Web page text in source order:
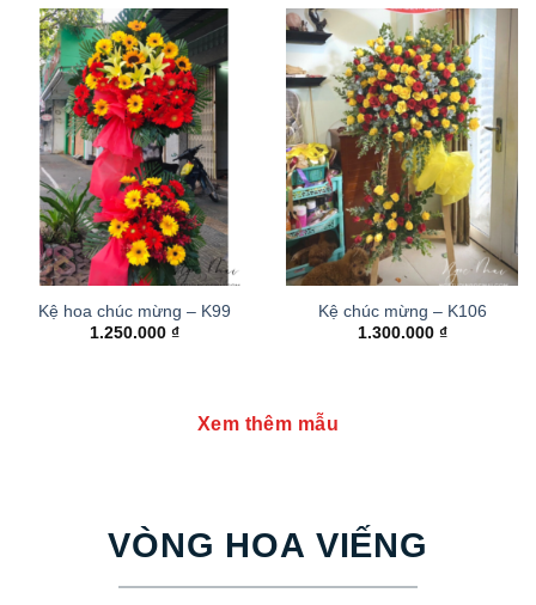
Kệ hoa chúc mừng – K99
1.250.000 ₫
Kệ chúc mừng – K106
1.300.000 ₫
Xem thêm mẫu
VÒNG HOA VIẾNG